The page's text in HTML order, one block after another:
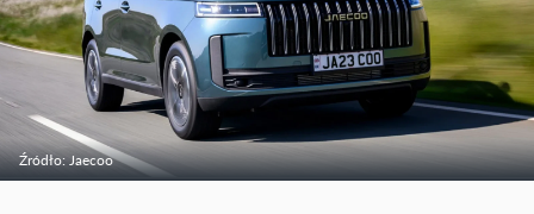
Źródło: Jaecoo